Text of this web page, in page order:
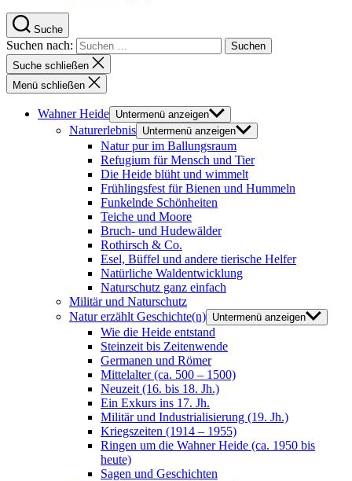
Suche
Suchen nach:
Suche schließen
Menü schließen
Wahner Heide Untermenü anzeigen
Naturerlebnis Untermenü anzeigen
Natur pur im Ballungsraum
Refugium für Mensch und Tier
Die Heide blüht und wimmelt
Frühlingsfest für Bienen und Hummeln
Funkelnde Schönheiten
Teiche und Moore
Bruch- und Hudewälder
Rothirsch & Co.
Esel, Büffel und andere tierische Helfer
Natürliche Waldentwicklung
Naturschutz ganz einfach
Militär und Naturschutz
Natur erzählt Geschichte(n) Untermenü anzeigen
Wie die Heide entstand
Steinzeit bis Zeitenwende
Germanen und Römer
Mittelalter (ca. 500 – 1500)
Neuzeit (16. bis 18. Jh.)
Ein Exkurs ins 17. Jh.
Militär und Industrialisierung (19. Jh.)
Kriegszeiten (1914 – 1955)
Ringen um die Wahner Heide (ca. 1950 bis
heute)
Sagen und Geschichten